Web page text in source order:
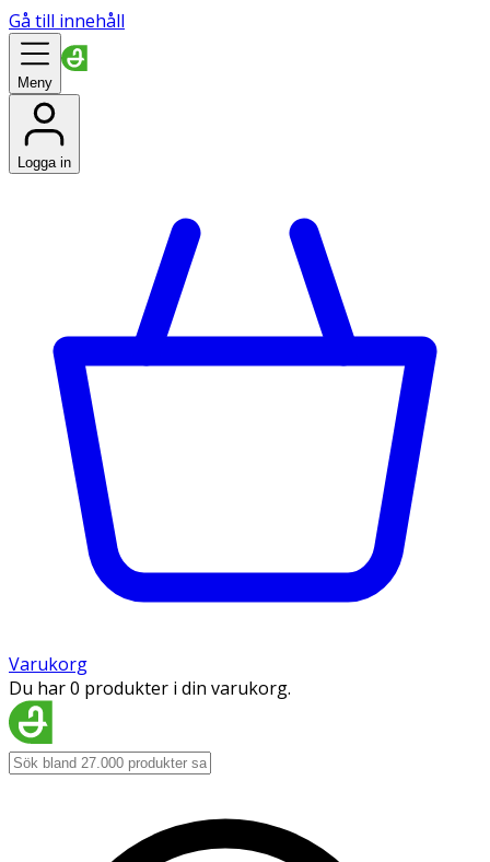
Gå till innehåll
Meny
Logga in
Varukorg
Du har 0 produkter i din varukorg.